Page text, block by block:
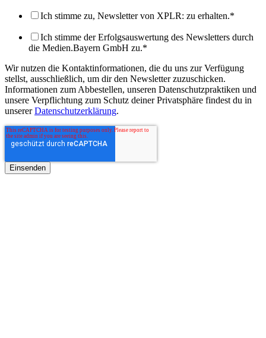
Ich stimme zu, Newsletter von XPLR: zu erhalten.*
Ich stimme der Erfolgsauswertung des Newsletters durch
die Medien.Bayern GmbH zu.*
Wir nutzen die Kontaktinformationen, die du uns zur Verfügung
stellst, ausschließlich, um dir den Newsletter zuzuschicken.
Informationen zum Abbestellen, unseren Datenschutzpraktiken und
unsere Verpflichtung zum Schutz deiner Privatsphäre findest du in
unsererDatenschutzerklärung.